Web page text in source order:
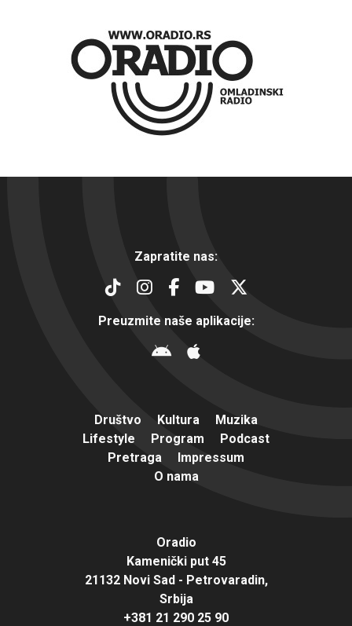
Zapratite nas:
Preuzmite naše aplikacije:
Društvo Kultura
Muzika
Lifestyle
Program
Podcast
Pretraga
Impressum
O nama
Oradio
Kamenički put 45
21132 Novi Sad - Petrovaradin,
Srbija
+381 21 290 25 90